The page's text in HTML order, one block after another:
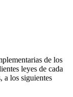
de los
leyes de cada
a los siguientes